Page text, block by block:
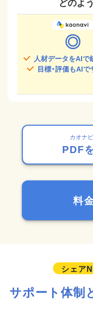
◎
人材データをAIで
目標・評価もAIで
カオナ
PDF
料
シェア
サポート体制